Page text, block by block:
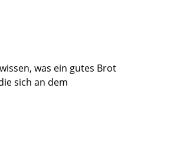
was ein gutes Brot
sich an dem